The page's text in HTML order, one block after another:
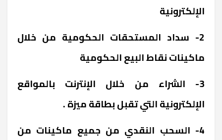
الإلكترونية
2- سداد المستحقات الحكومية من خلال
ماكينات نقاط البيع الحكومية
3- الشراء من خلال الإنترنت بالمواقع
الإلكترونية التي تقبل بطاقة ميزة .
4- السحب النقدي من جميع ماكينات من